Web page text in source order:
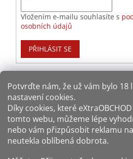
Potvrďte nám​​, že už vám bylo 18
nastavení cookies.
Díky cookies, které
tomto webu, můžeme lépe
nebo vám přizpůsobit reklamu
neutekla oblíbená dobrota.
Vložením e-mailu souhlasíte s
osobních údajů
PŘIHLÁSIT SE
Způsoby